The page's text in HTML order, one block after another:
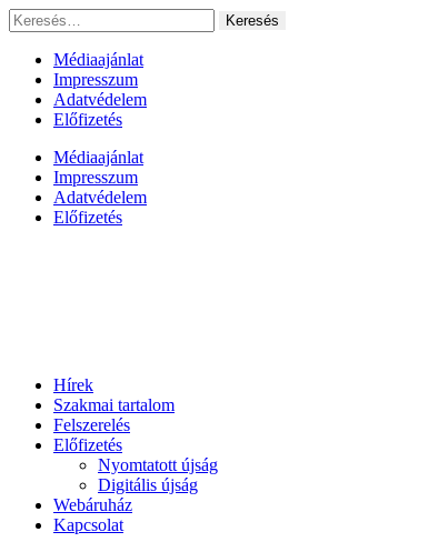
Ugrás
a
tartalomhoz
Keresés:
Médiaajánlat
Impresszum
Adatvédelem
Előfizetés
Médiaajánlat
Impresszum
Adatvédelem
Előfizetés
Hírek
Szakmai tartalom
Felszerelés
Előfizetés
Nyomtatott újság
Digitális újság
Webáruház
Kapcsolat